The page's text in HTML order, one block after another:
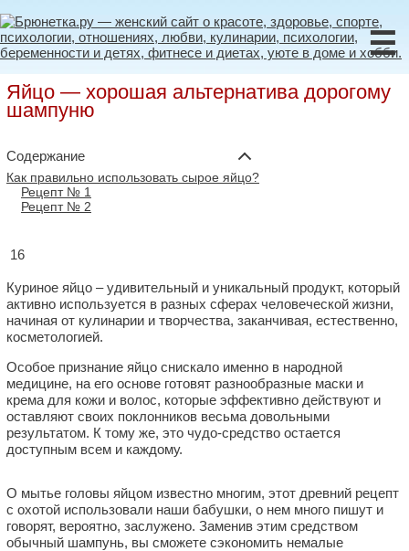
☰
Яйцо — хорошая альтернатива дорогому
шампуню
Содержание
Как правильно использовать сырое яйцо?
Рецепт № 1
Рецепт № 2
16
Куриное яйцо – удивительный и уникальный продукт, который
активно используется в разных сферах человеческой жизни,
начиная от кулинарии и творчества, заканчивая, естественно,
косметологией.
Особое признание яйцо снискало именно в народной
медицине, на его основе готовят разнообразные маски и
крема для кожи и волос, которые эффективно действуют и
оставляют своих поклонников весьма довольными
результатом. К тому же, это чудо-средство остается
доступным всем и каждому.
О мытье головы яйцом известно многим, этот древний рецепт
с охотой использовали наши бабушки, о нем много пишут и
говорят, вероятно, заслужено. Заменив этим средством
обычный шампунь, вы сможете сэкономить немалые